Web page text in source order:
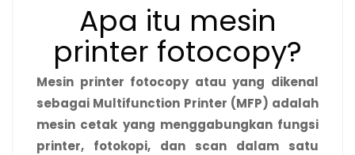
Apa itu mesin
printer fotocopy?
Mesin printer fotocopy atau yang dikenal
sebagai Multifunction Printer (MFP) adalah
mesin cetak yang menggabungkan fungsi
printer, fotokopi, dan scan dalam satu